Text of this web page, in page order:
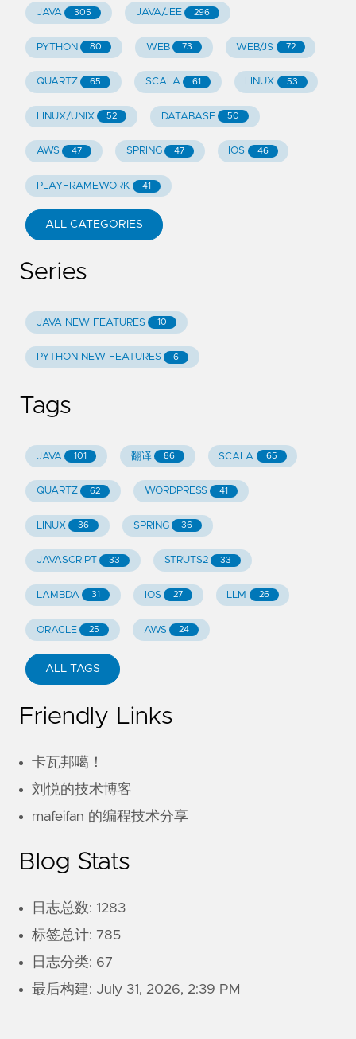
JAVA 305 JAVA/JEE 296
PYTHON 80 WEB 73 WEB/JS 72
QUARTZ 65 SCALA 61 LINUX 53
LINUX/UNIX 52 DATABASE 50
AWS 47 SPRING 47 IOS 46
PLAYFRAMEWORK 41
ALL CATEGORIES
Series
JAVA NEW FEATURES 10
PYTHON NEW FEATURES 6
Tags
JAVA 101 翻译 86 SCALA 65
QUARTZ 62 WORDPRESS 41
LINUX 36 SPRING 36
JAVASCRIPT 33 STRUTS2 33
LAMBDA 31 IOS 27 LLM 26
ORACLE 25 AWS 24
ALL TAGS
Friendly Links
卡瓦邦噶！
刘悦的技术博客
mafeifan 的编程技术分享
Blog Stats
日志总数: 1283
标签总计: 785
日志分类: 67
最后构建: July 31, 2026, 2:39 PM